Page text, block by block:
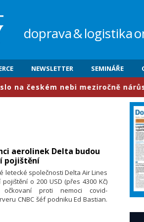
doprava&logistika
NEWSLETTER SEMINÁŘE
nebi meziročně nárůst
aerolinek Delta budou
pojištění
letecké společnosti Delta Air Lines
o 200 USD (přes 4300 Kč)
proti nemoci covid-
CNBC šéf podniku Ed Bastian.